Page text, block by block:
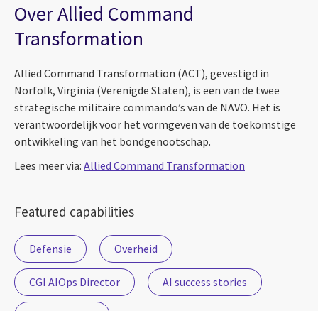
Over Allied Command
Transformation
Allied Command Transformation (ACT), gevestigd in
Norfolk, Virginia (Verenigde Staten), is een van de twee
strategische militaire commando’s van de NAVO. Het is
verantwoordelijk voor het vormgeven van de toekomstige
ontwikkeling van het bondgenootschap.
Lees meer via: Allied Command Transformation
Featured capabilities
Defensie Overheid
CGI AIOps Director AI success stories